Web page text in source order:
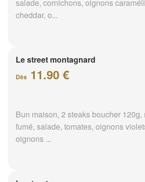
salade, cornichons, oignons
cheddar, o...
Le street montagnard
Dès 11.90 €
Bun maison, 2 steaks boucher 120g,
fumé, salade, tomates, oignons
oignons ...